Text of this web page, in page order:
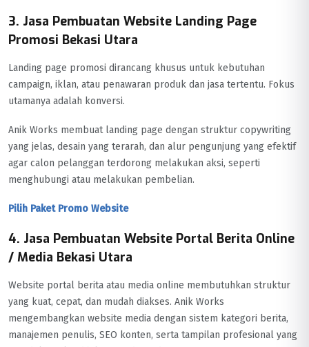
3. Jasa Pembuatan Website Landing Page
Promosi Bekasi Utara
Landing page promosi dirancang khusus untuk kebutuhan
campaign, iklan, atau penawaran produk dan jasa tertentu. Fokus
utamanya adalah konversi.
Anik Works membuat landing page dengan struktur copywriting
yang jelas, desain yang terarah, dan alur pengunjung yang efektif
agar calon pelanggan terdorong melakukan aksi, seperti
menghubungi atau melakukan pembelian.
Pilih Paket Promo Website
4. Jasa Pembuatan Website Portal Berita Online
/ Media Bekasi Utara
Website portal berita atau media online membutuhkan struktur
yang kuat, cepat, dan mudah diakses. Anik Works
mengembangkan website media dengan sistem kategori berita,
manajemen penulis, SEO konten, serta tampilan profesional yang